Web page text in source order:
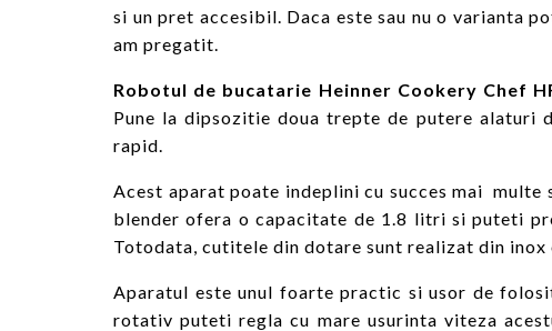
si un pret accesibil. Daca este sau nu o varianta
am pregatit.
Robotul de bucatarie Heinner Cookery Chef
Pune la dipsozitie doua trepte de putere
rapid.
Acest aparat poate indeplini cu succes mai
blender ofera o capacitate de 1.8 litri si puteti
Totodata, cutitele din dotare sunt realizat din
Aparatul este unul foarte practic si usor de
rotativ puteti regla cu mare usurinta viteza